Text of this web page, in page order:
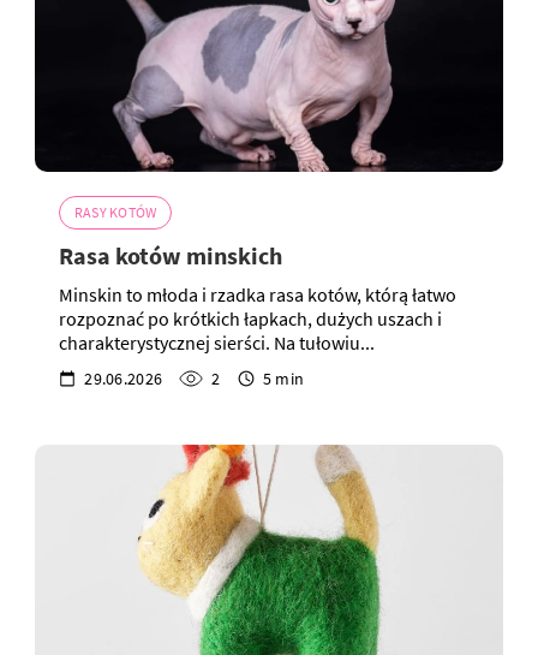
RASY KOTÓW
Rasa kotów minskich
Minskin to młoda i rzadka rasa kotów, którą łatwo
rozpoznać po krótkich łapkach, dużych uszach i
charakterystycznej sierści. Na tułowiu...
29.06.2026 2 5 min